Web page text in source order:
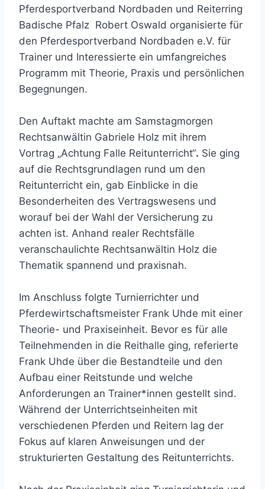
Pferdesportverband Nordbaden und Reiterring
Badische Pfalz Robert Oswald organisierte für
den Pferdesportverband Nordbaden e.V. für
Trainer und Interessierte ein umfangreiches
Programm mit Theorie, Praxis und persönlichen
Begegnungen.
Den Auftakt machte am Samstagmorgen
Rechtsanwältin Gabriele Holz mit ihrem
Vortrag „Achtung Falle Reitunterricht“. Sie ging
auf die Rechtsgrundlagen rund um den
Reitunterricht ein, gab Einblicke in die
Besonderheiten des Vertragswesens und
worauf bei der Wahl der Versicherung zu
achten ist. Anhand realer Rechtsfälle
veranschaulichte Rechtsanwältin Holz die
Thematik spannend und praxisnah.
Im Anschluss folgte Turnierrichter und
Pferdewirtschaftsmeister Frank Uhde mit einer
Theorie- und Praxiseinheit. Bevor es für alle
Teilnehmenden in die Reithalle ging, referierte
Frank Uhde über die Bestandteile und den
Aufbau einer Reitstunde und welche
Anforderungen an Trainer*innen gestellt sind.
Während der Unterrichtseinheiten mit
verschiedenen Pferden und Reitern lag der
Fokus auf klaren Anweisungen und der
strukturierten Gestaltung des Reitunterrichts.